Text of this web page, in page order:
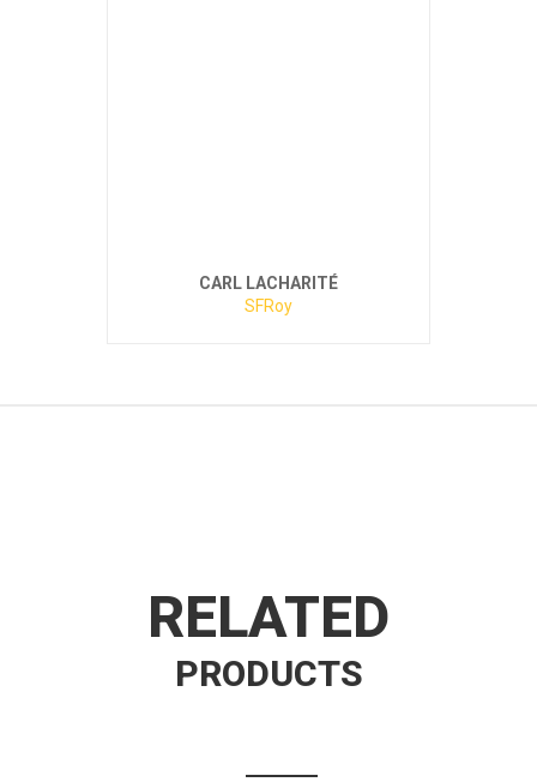
CARL LACHARITÉ
SFRoy
RELATED
PRODUCTS